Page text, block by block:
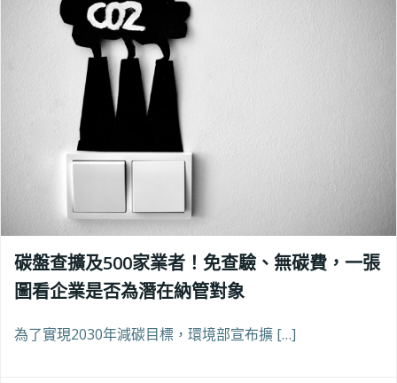
碳盤查擴及500家業者！免查驗、無碳費，一張
圖看企業是否為潛在納管對象
為了實現2030年減碳目標，環境部宣布擴 […]